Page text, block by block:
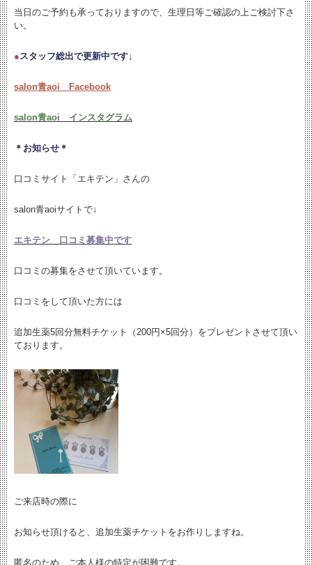
当日のご予約も承っておりますので、生理日等ご確認の上ご検討下さ
い。
●スタッフ総出で更新中です↓
salon青aoi Facebook
salon青aoi インスタグラム
＊お知らせ＊
口コミサイト「エキテン」さんの
salon青aoiサイトで↓
エキテン 口コミ募集中です
口コミの募集をさせて頂いています。
口コミをして頂いた方には
追加生薬5回分無料チケット（200円×5回分）をプレゼントさせて頂い
ております。
ご来店時の際に
お知らせ頂けると、追加生薬チケットをお作りしますね。
匿名のため、ご本人様の特定が困難です。